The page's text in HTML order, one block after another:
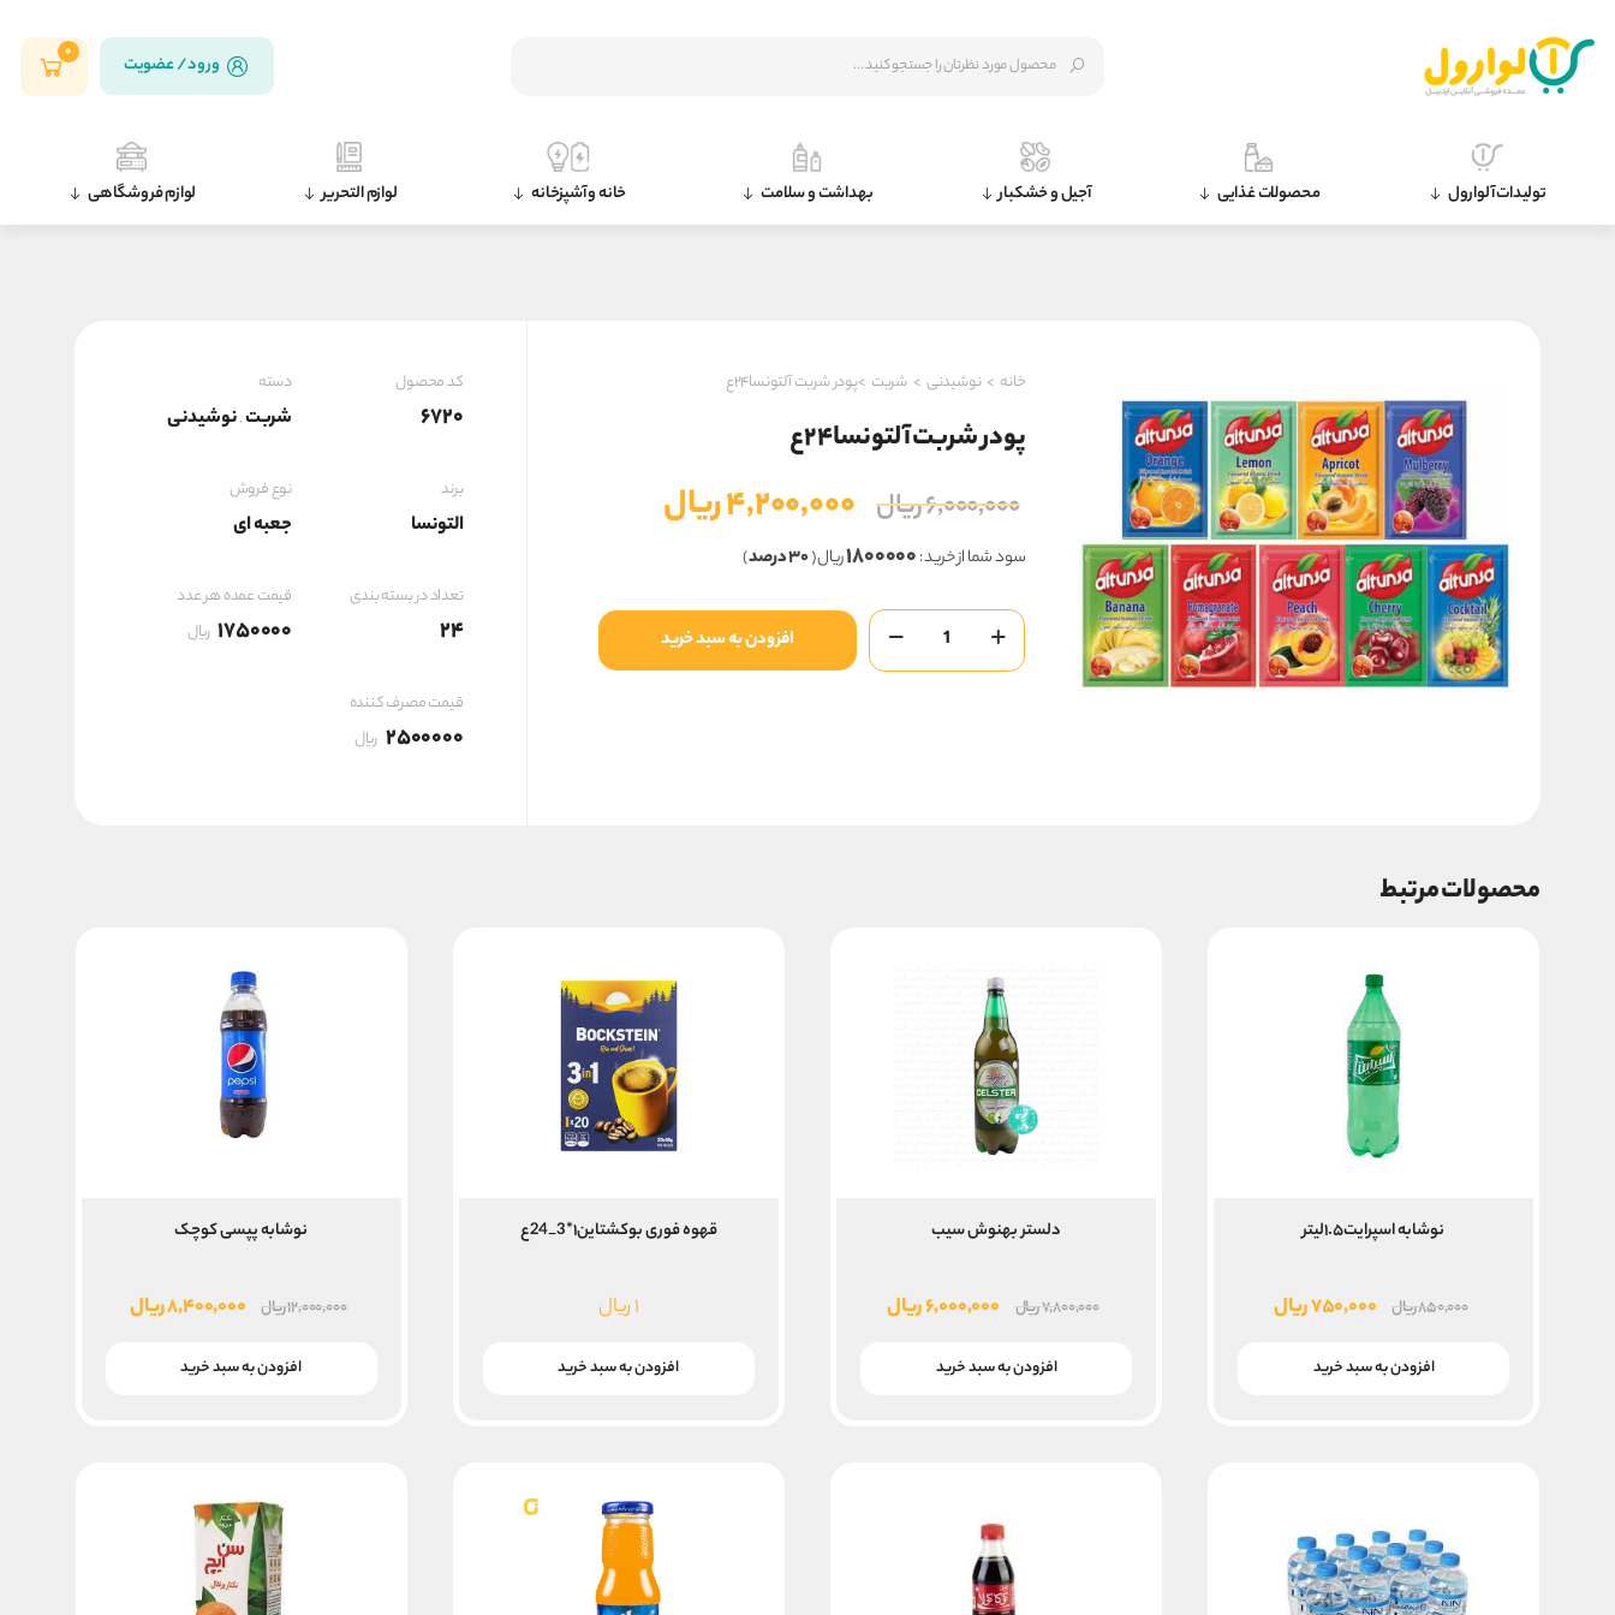
ورود / عضویت
0
تولیدات آلوارول محصولات غذایی آجیل و خشکبار بهداشت و سلامت خانه و آشپزخانه لوازم التحریر لوازم فروشگاهی
خانه > نوشیدنی > شربت >پودر شربت آلتونسا۲۴ع
پودر شربت آلتونسا۲۴ع
۶,۰۰۰,۰۰۰ریال قیمت
اصلی
بود.
۴,۲۰۰,۰۰۰ریالقیمت
فعلی
است.
سود شما از خرید :۱۸۰۰۰۰۰ریال (۳۰ درصد )
پودر
شربت
آلتونسا24ع
افزودن به سبد خرید
کد محصول
6720
دسته
شربت,نوشیدنی
برند
التونسا
نوع فروش
جعبه ای
تعداد در بسته بندی
24
قیمت عمده هر عدد
1750000 ریال
قیمت مصرف کننده
2500000 ریال
محصولات مرتبط
نوشابه اسپرایت۱.۵لیتر
۸۵۰,۰۰۰ریال قیمت
۷۵۰,۰۰۰ریالقیمت
افزودن به سبد خرید
دلستر بهنوش سیب
۷,۸۰۰,۰۰۰ریال
قیمت
۶,۰۰۰,۰۰۰ریالقیمت
افزودن به سبد خرید
قهوه فوری بوکشتاین۱*3_24ع
۱ریال
افزودن به سبد خرید
نوشابه پپسی کوچک
۱۲,۰۰۰,۰۰۰ریال
قیمت
۸,۴۰۰,۰۰۰ریالقیمت
افزودن به سبد خرید